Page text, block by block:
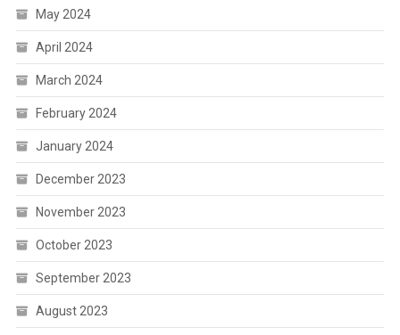
May 2024
April 2024
March 2024
February 2024
January 2024
December 2023
November 2023
October 2023
September 2023
August 2023